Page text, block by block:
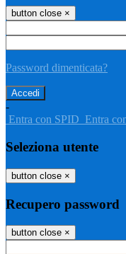
button close ×
Password dimenticata?
-
Entra con SPID Entra
Seleziona utente
button close ×
Recupero password
button close ×